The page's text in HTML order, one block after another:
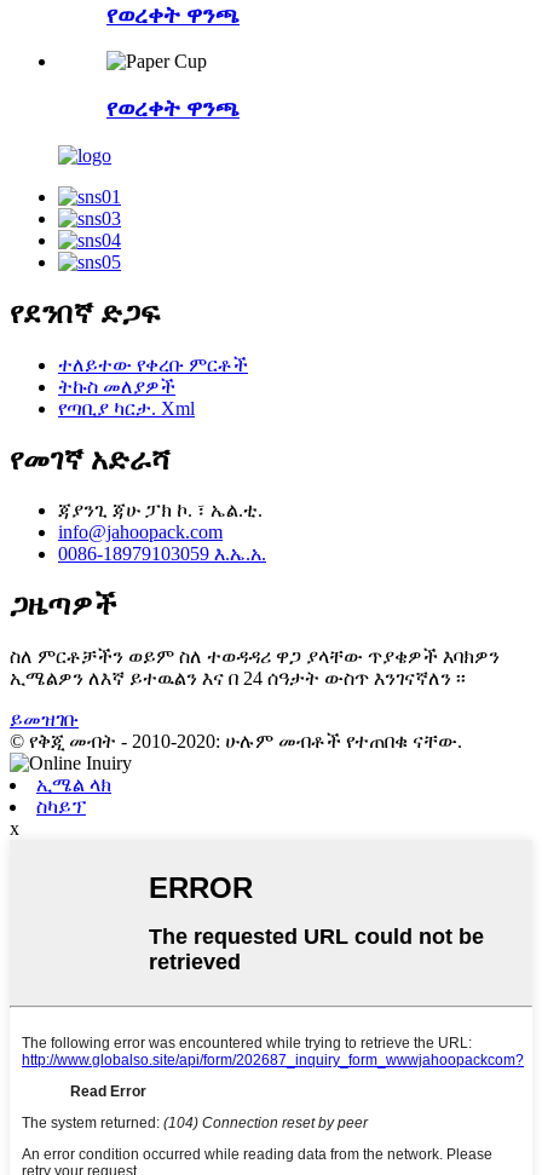
የወረቀት ዋንጫ
የወረቀት ዋንጫ
የደንበኛ ድጋፍ
ተለይተው የቀረቡ ምርቶች
ትኩስ መለያዎች
የጣቢያ ካርታ. Xml
የመገኛ አድራሻ
ጃያንጊ ጃሁ ፓክ ኮ. ፣ ኤል.ቲ.
info@jahoopack.com
0086-18979103059 እ.ኤ.አ.
ጋዜጣዎች
ስለ ምርቶቻችን ወይም ስለ ተወዳዳሪ ዋጋ ያላቸው ጥያቄዎች እባክዎን
ኢሜልዎን ለእኛ ይተዉልን እና በ 24 ሰዓታት ውስጥ እንገናኛለን ፡፡
ይመዝገቡ
© የቅጂ መብት - 2010-2020: ሁሉም መብቶች የተጠበቁ ናቸው.
ኢሜል ላክ
ስካይፕ
x